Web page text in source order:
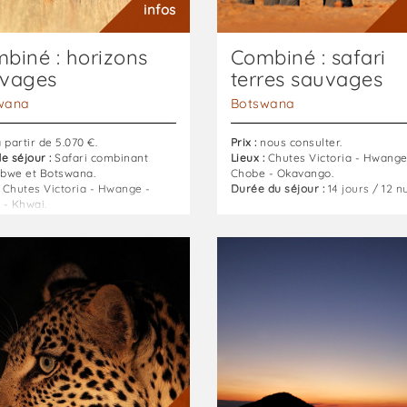
infos
: horizons
partir de 5.070 €.
séjour : Safari combinant
et Botswana.
Chutes Victoria - Hwange -
Khwai.
hors
battus
Combiné : safari
terres sauvages
Botswana
Prix : nous consulter.
Lieux : Chutes Victoria -
Chobe - Okavango.
Durée du séjour : 14 jours / 12
De
Malawi
Zambie